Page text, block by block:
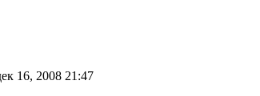
16, 2008 21:47